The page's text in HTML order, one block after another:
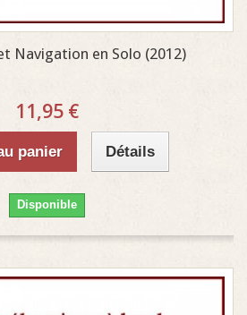
Navigation en Solo (2012)
11,95 €
panier Détails
Disponible